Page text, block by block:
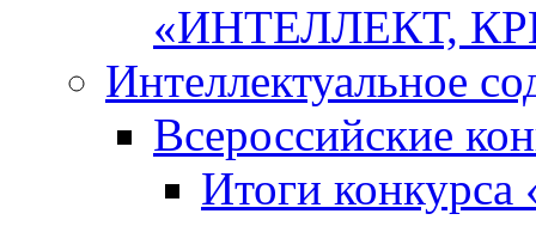
«ИНТЕЛЛЕКТ,
Интеллектуальное
Всероссийские
Итоги конкурса